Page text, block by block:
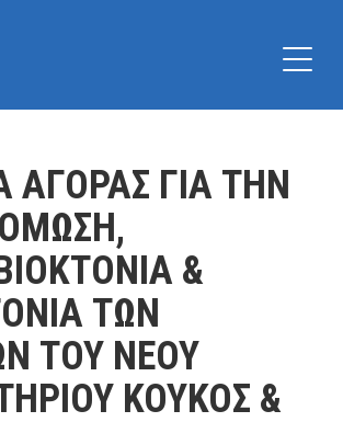
ΑΓΟΡΑΣ ΓΙΑ ΤΗΝ
&
ΤΩΝ
ΤΟΥ ΝΕΟΥ
ΚΟΥΚΟΣ &